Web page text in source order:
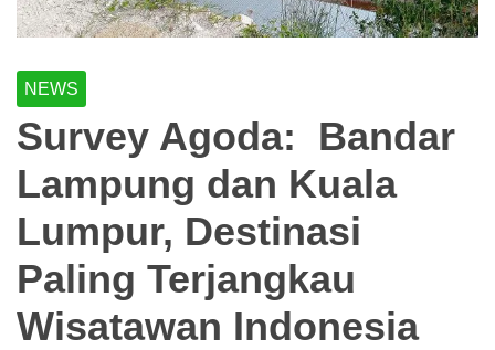
NEWS
Survey Agoda: Bandar
Lampung dan Kuala
Lumpur, Destinasi
Paling Terjangkau
Wisatawan Indonesia